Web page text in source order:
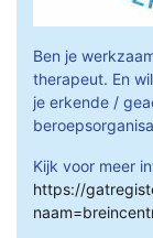
Ben je
therapeut. En
je erkende /
Kijk voor meer
https://